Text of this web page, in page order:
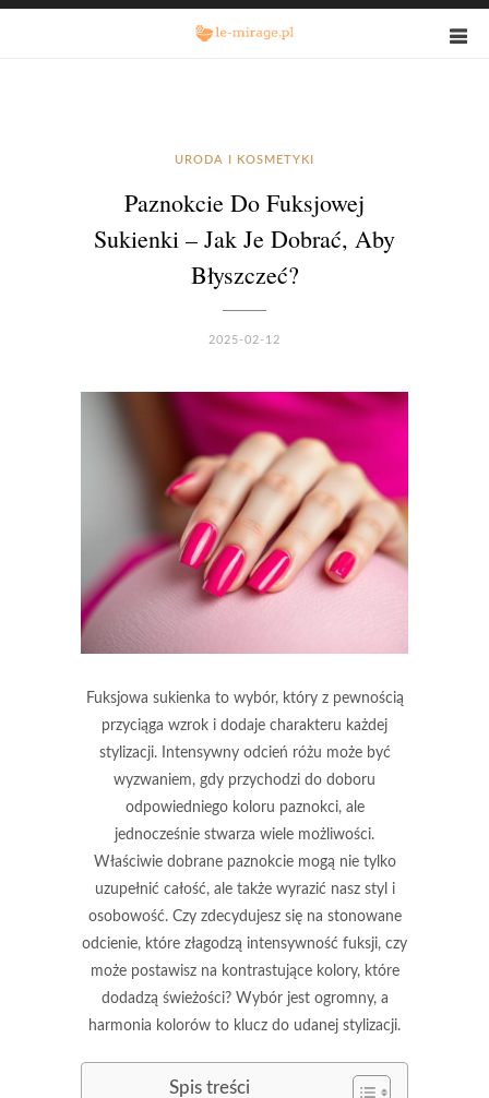
URODA I KOSMETYKI
Paznokcie Do Fuksjowej
Sukienki – Jak Je Dobrać, Aby
Błyszczeć?
2025-02-12
Fuksjowa sukienka to wybór, który z pewnością
przyciąga wzrok i dodaje charakteru każdej
stylizacji. Intensywny odcień różu może być
wyzwaniem, gdy przychodzi do doboru
odpowiedniego koloru paznokci, ale
jednocześnie stwarza wiele możliwości.
Właściwie dobrane paznokcie mogą nie tylko
uzupełnić całość, ale także wyrazić nasz styl i
osobowość. Czy zdecydujesz się na stonowane
odcienie, które złagodzą intensywność fuksji, czy
może postawisz na kontrastujące kolory, które
dodadzą świeżości? Wybór jest ogromny, a
harmonia kolorów to klucz do udanej stylizacji.
Spis treści